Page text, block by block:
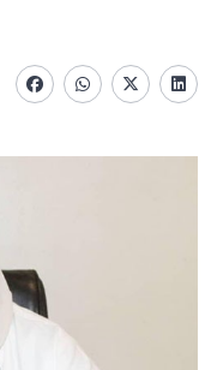
FacebookwhatsappTwitter